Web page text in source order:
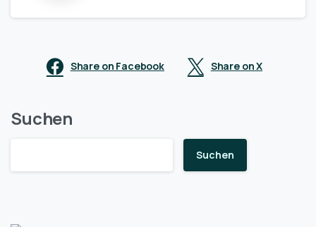
Share on Facebook Share on X
Suchen
Suchen